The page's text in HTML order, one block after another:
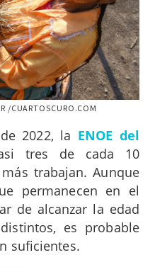
/CUARTOSCURO.COM
2022, la ENOE del
tres de cada 10
trabajan. Aunque
permanecen en el
de alcanzar la edad
es probable
suficientes.